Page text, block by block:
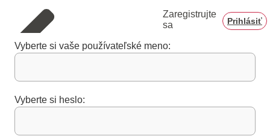
Zaregistrujte
sa
Prihlásiť
Vyberte si vaše používateľské meno:
Vyberte si heslo: